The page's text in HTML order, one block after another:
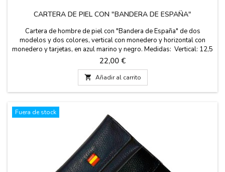
CARTERA DE PIEL CON "BANDERA DE ESPAÑA"
Cartera de hombre de piel con "Bandera de España" de dos
modelos y dos colores, vertical con monedero y horizontal con
monedero y tarjetas, en azul marino y negro. Medidas: Vertical: 12,5
cm. de alto x 9,5 cm. de ancho. Horizontal: 9 cm. de alto x 11 cm. de
ancho.
Precio
22,00 €
 Añadir al carrito
Fuera de stock